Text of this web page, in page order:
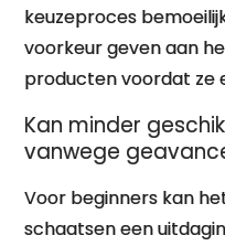
keuzeproces
voorkeur geven aan
producten voordat ze
Kan minder
vanwege
Voor beginners kan
schaatsen een